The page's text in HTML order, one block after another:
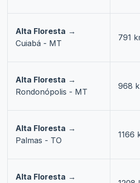
Alta Floresta →
Cuiabá - MT
791
Alta Floresta →
Rondonópolis - MT
968
Alta Floresta →
Palmas - TO
1166
Alta Floresta →